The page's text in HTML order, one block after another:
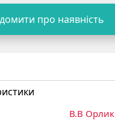
про наявність
В.В Орлик